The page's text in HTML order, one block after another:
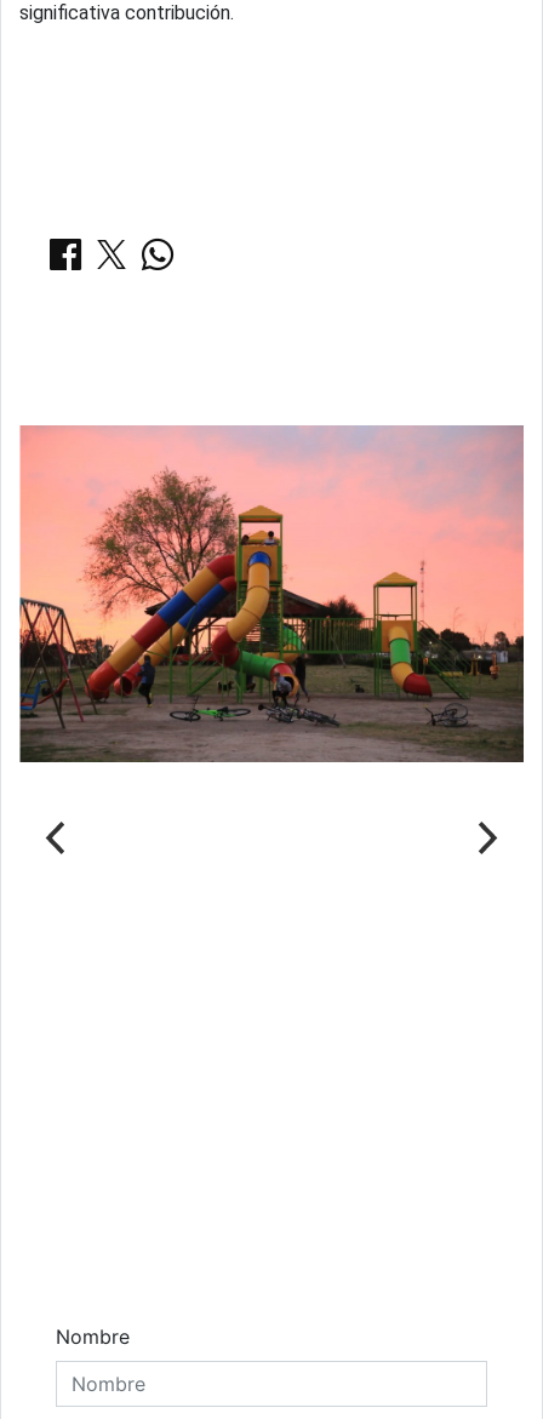
significativa contribución.
Nombre